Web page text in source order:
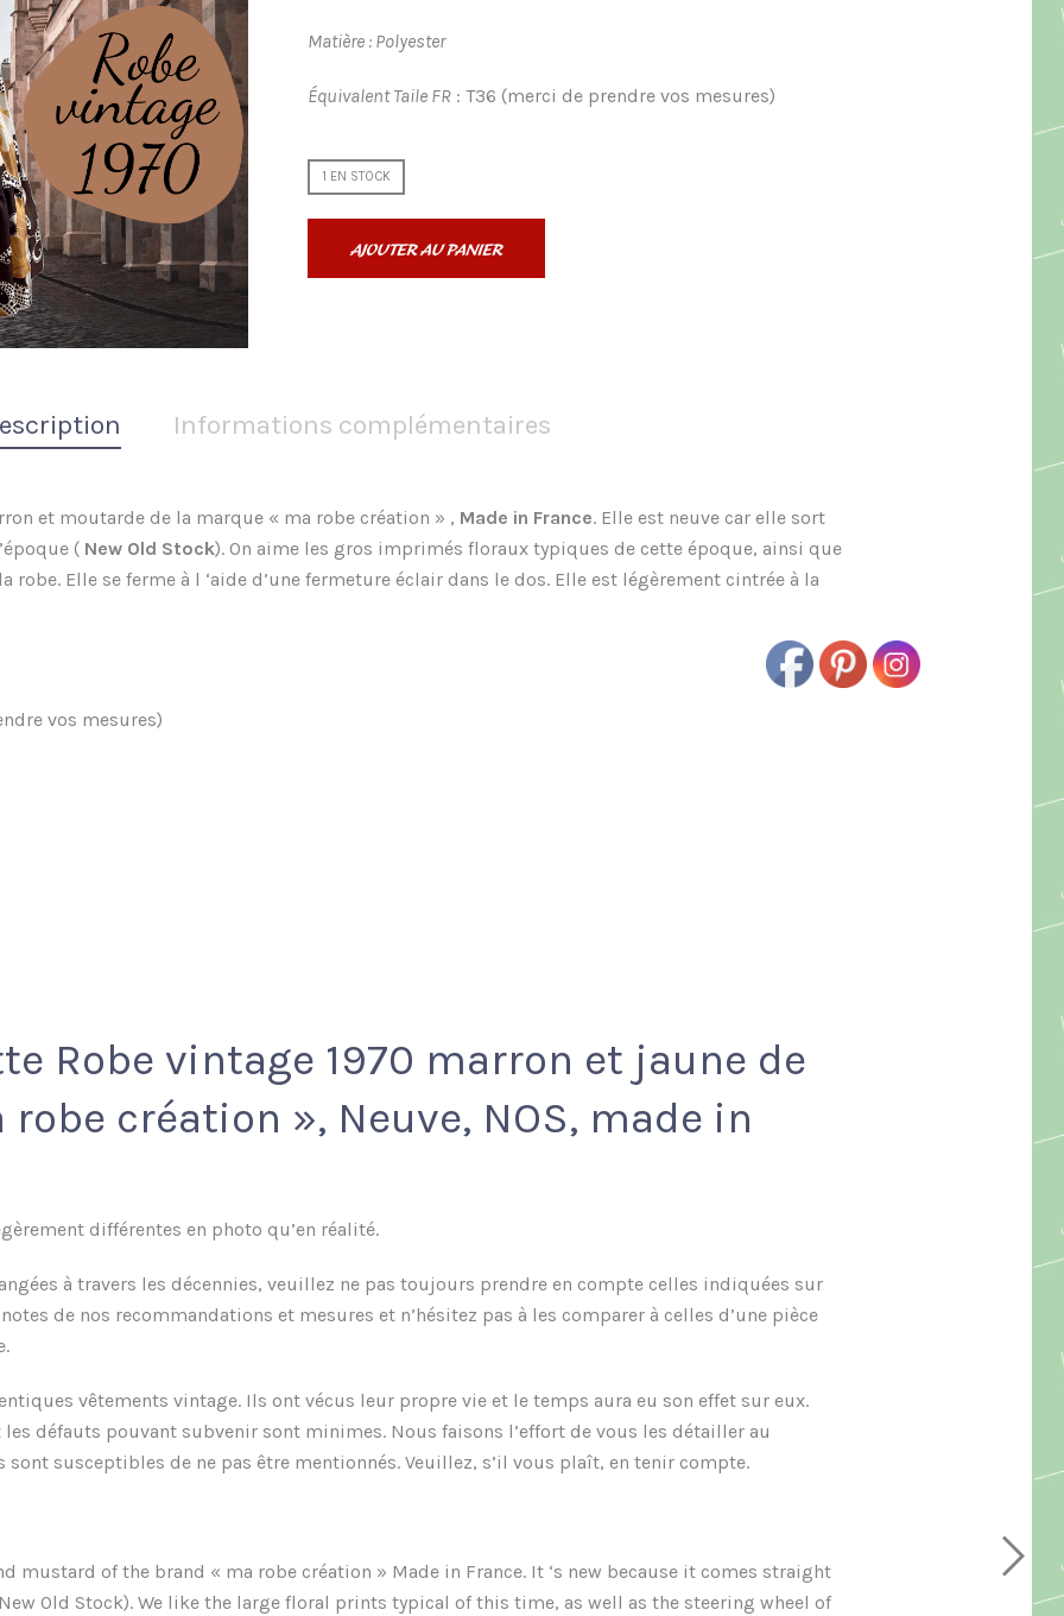
Matière : Polyester
Équivalent Taile FR: T36 (merci de prendre vos mesures)
1 EN STOCK
AJOUTER AU PANIER
Informations complémentaires
et moutarde de la marque « ma robe création » , Made in France. Elle est neuve car elle sort
( New Old Stock). On aime les gros imprimés floraux typiques de cette époque, ainsi que
robe. Elle se ferme à l ‘aide d’une fermeture éclair dans le dos. Elle est légèrement cintrée à la
vos mesures)
Robe vintage 1970 marron et jaune de
création », Neuve, NOS, made in
différentes en photo qu’en réalité.
à travers les décennies, veuillez ne pas toujours prendre en compte celles indiquées sur
de nos recommandations et mesures et n’hésitez pas à les comparer à celles d’une pièce
vêtements vintage. Ils ont vécus leur propre vie et le temps aura eu son effet sur eux.
défauts pouvant subvenir sont minimes. Nous faisons l’effort de vous les détailler au
susceptibles de ne pas être mentionnés. Veuillez, s’il vous plaît, en tenir compte.
mustard of the brand « ma robe création » Made in France. It ‘s new because it comes straight
Old Stock). We like the large floral prints typical of this time, as well as the steering wheel of